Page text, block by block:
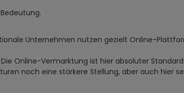
Unternehmen nutzen gezielt Online-
Online-Vermarktung ist hier absoluter
noch eine stärkere Stellung, aber auch hier